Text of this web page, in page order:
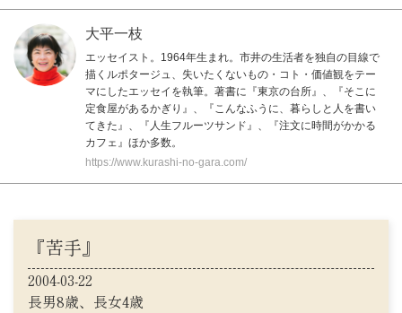
大平一枝
エッセイスト。1964年生まれ。市井の生活者を独自の目線で
描くルポタージュ、失いたくないもの・コト・価値観をテー
マにしたエッセイを執筆。著書に『東京の台所』、『そこに
定食屋があるかぎり』、『こんなふうに、暮らしと人を書い
てきた』、『人生フルーツサンド』、『注文に時間がかかる
カフェ』ほか多数。
https://www.kurashi-no-gara.com/
『苦手』
2004-03-22
長男8歳、長女4歳